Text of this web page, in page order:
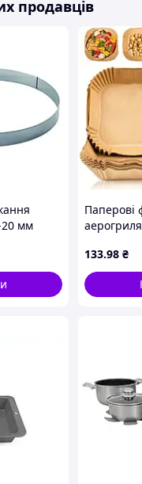
g92834440-
g92834575-
плівка,
пакети
з нанесення
замовлення
менеджера.
продавців
мм
Паперові
133.98 ₴